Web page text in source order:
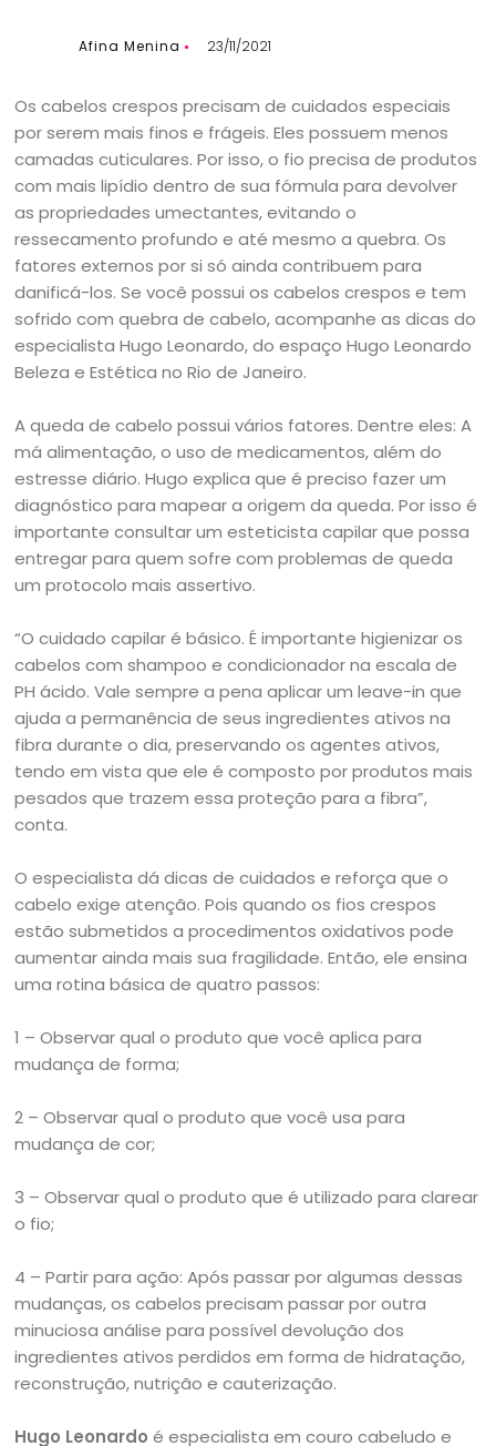
Afina Menina 23/11/2021
Os cabelos crespos precisam de cuidados especiais
por serem mais finos e frágeis. Eles possuem menos
camadas cuticulares. Por isso, o fio precisa de produtos
com mais lipídio dentro de sua fórmula para devolver
as propriedades umectantes, evitando o
ressecamento profundo e até mesmo a quebra. Os
fatores externos por si só ainda contribuem para
danificá-los. Se você possui os cabelos crespos e tem
sofrido com quebra de cabelo, acompanhe as dicas do
especialista Hugo Leonardo, do espaço Hugo Leonardo
Beleza e Estética no Rio de Janeiro.
A queda de cabelo possui vários fatores. Dentre eles: A
má alimentação, o uso de medicamentos, além do
estresse diário. Hugo explica que é preciso fazer um
diagnóstico para mapear a origem da queda. Por isso é
importante consultar um esteticista capilar que possa
entregar para quem sofre com problemas de queda
um protocolo mais assertivo.
“O cuidado capilar é básico. É importante higienizar os
cabelos com shampoo e condicionador na escala de
PH ácido. Vale sempre a pena aplicar um leave-in que
ajuda a permanência de seus ingredientes ativos na
fibra durante o dia, preservando os agentes ativos,
tendo em vista que ele é composto por produtos mais
pesados que trazem essa proteção para a fibra”,
conta.
O especialista dá dicas de cuidados e reforça que o
cabelo exige atenção. Pois quando os fios crespos
estão submetidos a procedimentos oxidativos pode
aumentar ainda mais sua fragilidade. Então, ele ensina
uma rotina básica de quatro passos:
1 – Observar qual o produto que você aplica para
mudança de forma;
2 – Observar qual o produto que você usa para
mudança de cor;
3 – Observar qual o produto que é utilizado para clarear
o fio;
4 – Partir para ação: Após passar por algumas dessas
mudanças, os cabelos precisam passar por outra
minuciosa análise para possível devolução dos
ingredientes ativos perdidos em forma de hidratação,
reconstrução, nutrição e cauterização.
Hugo Leonardo é especialista em couro cabeludo e